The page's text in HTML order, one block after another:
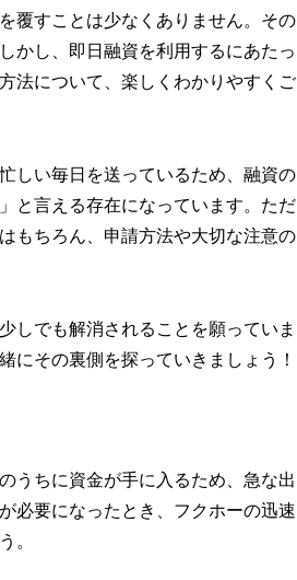
覆すことは少なくありません。その
かし、即日融資を利用するにあたっ
法について、楽しくわかりやすくご
しい毎日を送っているため、融資の
と言える存在になっています。ただ
もちろん、申請方法や大切な注意の
しでも解消されることを願っていま
にその裏側を探っていきましょう！
うちに資金が手に入るため、急な出
必要になったとき、フクホーの迅速
。